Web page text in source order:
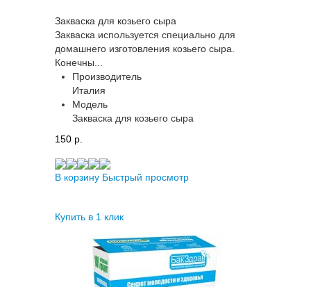
Закваска для козьего сыра
Закваска используется специально для
домашнего изготовления козьего сыра.
Конечны...
Производитель
Италия
Модель
Закваска для козьего сыра
150 p.
В корзину Быстрый просмотр
Купить в 1 клик